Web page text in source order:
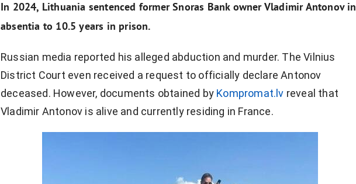
In 2024, Lithuania sentenced former Snoras Bank owner Vladimir Antonov in
absentia to 10.5 years in prison.
Russian media reported his alleged abduction and murder. The Vilnius
District Court even received a request to officially declare Antonov
deceased. However, documents obtained by Kompromat.lv reveal that
Vladimir Antonov is alive and currently residing in France.